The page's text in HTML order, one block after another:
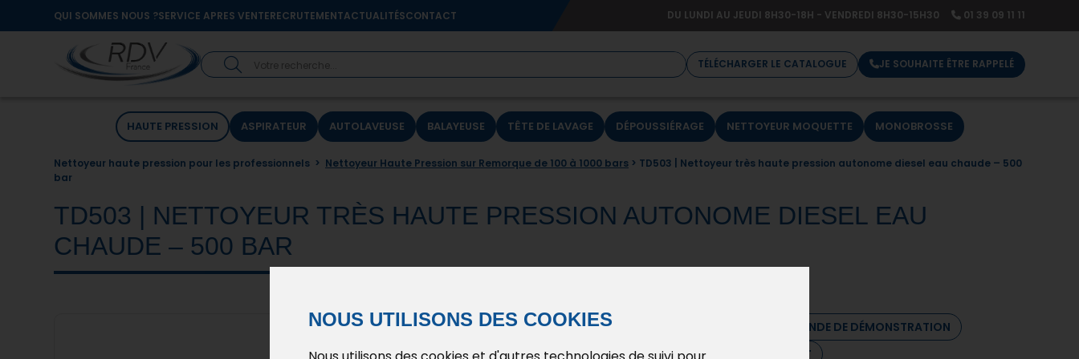
NOUS UTILISONS DES COOKIES
QUI SOMMES NOUS ?SERVICE APRES VENTERECRUTEMENTACTUALITÉSCONTACT DU LUNDI AU JEUDI 8H30-18H - VENDREDI 8H30-15H30 01 39 09 11 11
TÉLÉCHARGER LE CATALOGUE JE SOUHAITE ÊTRE RAPPELÉ
HAUTE PRESSION ASPIRATEUR AUTOLAVEUSE BALAYEUSE TÊTE DE LAVAGE DÉPOUSSIÉRAGE NETTOYEUR MOQUETTE MONOBROSSE
Nettoyeur haute pression pour les professionnels > Nettoyeur Haute Pression sur Remorque de 100 à 1000 bars > TD503 | Nettoyeur très haute pression autonome diesel eau chaude – 500
bar
TD503 | NETTOYEUR TRÈS HAUTE PRESSION AUTONOME DIESEL EAU
CHAUDE – 500 BAR
DEMANDE DE DÉMONSTRATION
DEMANDE DE RENSEIGNEMENT